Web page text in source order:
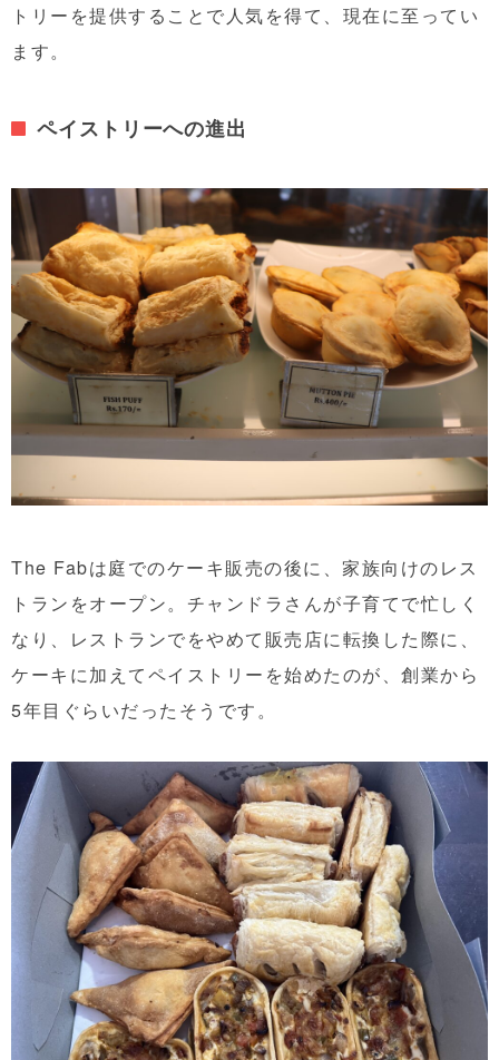
トリーを提供することで人気を得て、現在に至ってい
ます。
ペイストリーへの進出
The Fabは庭でのケーキ販売の後に、家族向けのレス
トランをオープン。チャンドラさんが子育てで忙しく
なり、レストランでをやめて販売店に転換した際に、
ケーキに加えてペイストリーを始めたのが、創業から
5年目ぐらいだったそうです。